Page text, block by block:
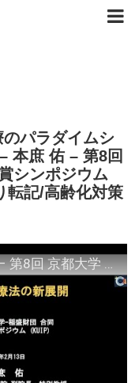
パラダイムシ
本庶 佑 – 第8回
シンポジウム
転記/高齢化対策
がん免疫治療の新展開 – 本庶 佑 – 第8回 京都大学 − 稲盛財団合同京都賞シンポジウム（2022年2月13日）